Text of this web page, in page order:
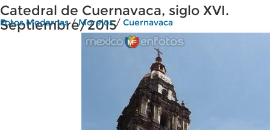
Catedral de Cuernavaca, siglo XVI.
Septiembre/2015
Fotos Modernas/Morelos/ Cuernavaca